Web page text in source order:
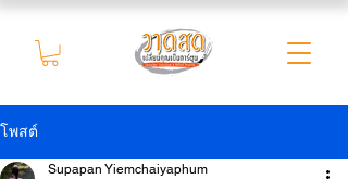
โพสต์
Supapan Yiemchaiyaphum